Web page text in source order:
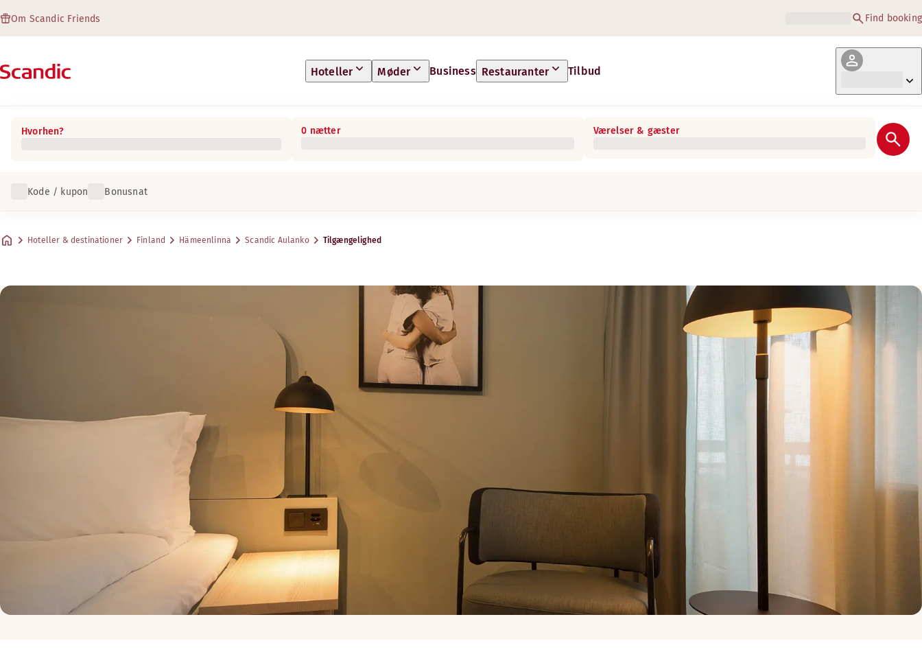
Om Scandic Friends Find booking
Hoteller Møder Business Restauranter Tilbud
Hvorhen? 0 nætter Værelser & gæster
Kode / kupon Bonusnat
Hoteller & destinationer Finland Hämeenlinna Scandic Aulanko Tilgængelighed